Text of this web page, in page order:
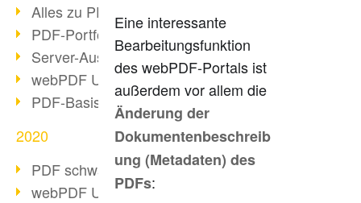
Alles zu PDF/A-4
PDF-Portfolio erstellen
Server-Auslastung Status-Seite
webPDF Update 8.0.0.2229
PDF-Basisdatenpflege mit webPDF
2020
PDF schwärzen & bereinigen
webPDF Update 8.0.0.2193
Eine interessante
Bearbeitungsfunktion
des webPDF-Portals ist
außerdem vor allem die
Änderung der
Dokumentenbeschreib
ung (Metadaten) des
PDFs: